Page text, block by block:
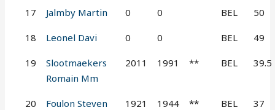
17 Jalmby Martin 0 0 BEL 50
18 Leonel Davi 0 0 BEL 49
19
Slootmaekers
Romain Mm
2011 1991 ** BEL 39.5
20
Foulon Steven
1921 1944 ** BEL 37